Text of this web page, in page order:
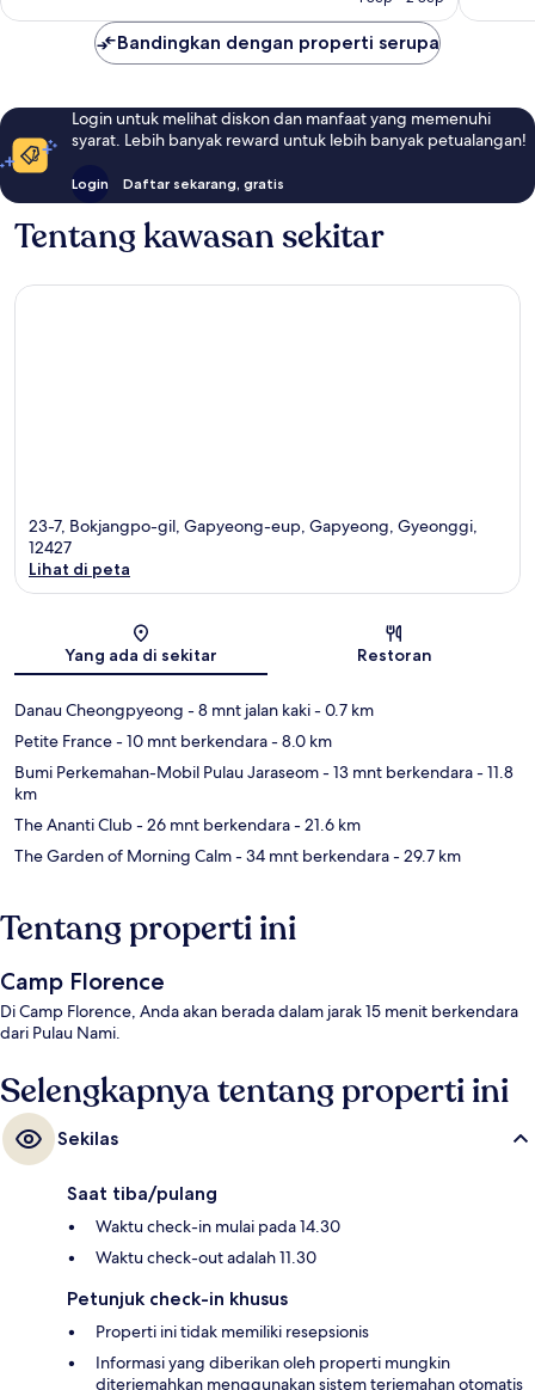
Bandingkan dengan properti serupa
Login untuk melihat diskon dan manfaat yang memenuhi
syarat. Lebih banyak reward untuk lebih banyak petualangan!
Login Daftar sekarang, gratis
Tentang kawasan sekitar
23-7, Bokjangpo-gil, Gapyeong-eup, Gapyeong, Gyeonggi,
12427
Lihat di peta
Yang ada di sekitar Restoran
Danau Cheongpyeong - 8 mnt jalan kaki- 0.7 km
Petite France- 10 mnt berkendara- 8.0 km
Bumi Perkemahan-Mobil Pulau Jaraseom- 13 mnt berkendara- 11.8
km
The Ananti Club- 26 mnt berkendara- 21.6 km
The Garden of Morning Calm- 34 mnt berkendara- 29.7 km
Tentang properti ini
Camp Florence
Di Camp Florence, Anda akan berada dalam jarak 15 menit berkendara
dari Pulau Nami.
Selengkapnya tentang properti ini
Sekilas
Saat tiba/pulang
Waktu check-in mulai pada 14.30
Waktu check-out adalah 11.30
Petunjuk check-in khusus
Properti ini tidak memiliki resepsionis
Informasi yang diberikan oleh properti mungkin
diterjemahkan menggunakan sistem terjemahan otomatis